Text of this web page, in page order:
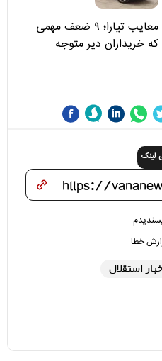
معایب تیارا؛ ۹ ضعف مهمی
که خریداران دیر متوجه
لینک
خطا
استقلال